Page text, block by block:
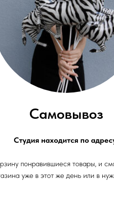
Самовывоз
Студия находится по
понравившиеся товары, и
уже в этот же день или в